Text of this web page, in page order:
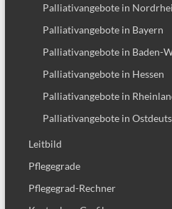
Palliativangebote in
Palliativangebote in Bayern
Palliativangebote in Baden-
Palliativangebote in Hessen
Palliativangebote in
Palliativangebote in
Leitbild
Pflegegrade
Pflegegrad-Rechner